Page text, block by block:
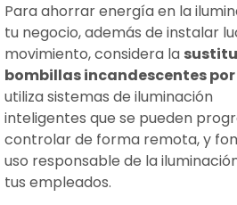
Para ahorrar energía en la
tu negocio, además de instalar
movimiento, considera la
bombillas incandescentes por
utiliza sistemas de iluminación
inteligentes que se pueden
controlar de forma remota, y
uso responsable de la
tus empleados.